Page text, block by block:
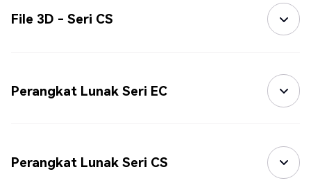
File 3D - Seri CS
Perangkat Lunak Seri EC
Perangkat Lunak Seri CS